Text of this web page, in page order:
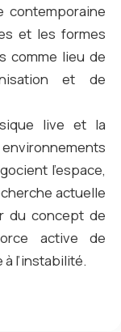
contemporaine
et les formes
comme lieu de
et de
live et la
l’espace,
actuelle
du concept de
active de
l’instabilité.